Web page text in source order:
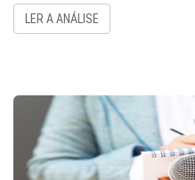
LER A ANÁLISE